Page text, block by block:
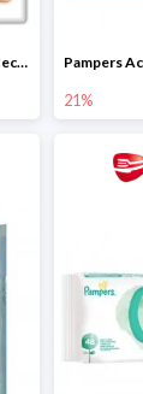
Pieluszki Pampers Pure Protection, różne rodzaje
21%